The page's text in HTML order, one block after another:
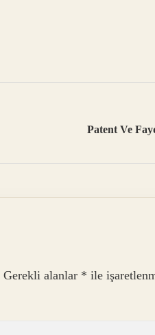
Patent Ve
Gerekli alanlar * ile